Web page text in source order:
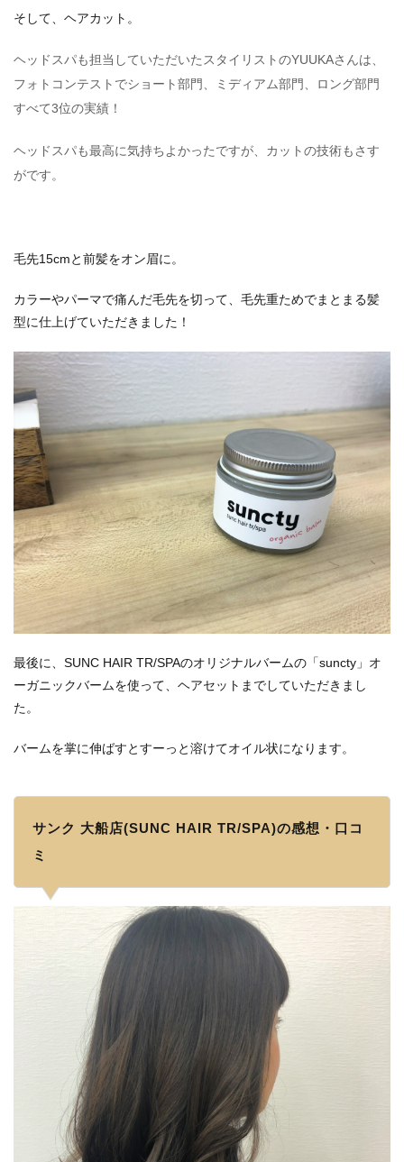
そして、ヘアカット。
ヘッドスパも担当していただいたスタイリストのYUUKAさんは、
フォトコンテストでショート部門、
ミディアム部門、
ロング部門
すべて3位の実績！
ヘッドスパも最高に気持ちよかったですが、カットの技術もさす
がです。
毛先15cmと前髪をオン眉に。
カラーやパーマで痛んだ毛先を切って、毛先重ためでまとまる髪
型に仕上げていただきました！
最後に、SUNC HAIR TR/SPAのオリジナルバームの「suncty」オ
ーガニックバームを使って、ヘアセットまでしていただきまし
た。
バームを掌に伸ばすとすーっと溶けてオイル状になります。
サンク 大船店(SUNC HAIR TR/SPA)の感想・口コ
ミ